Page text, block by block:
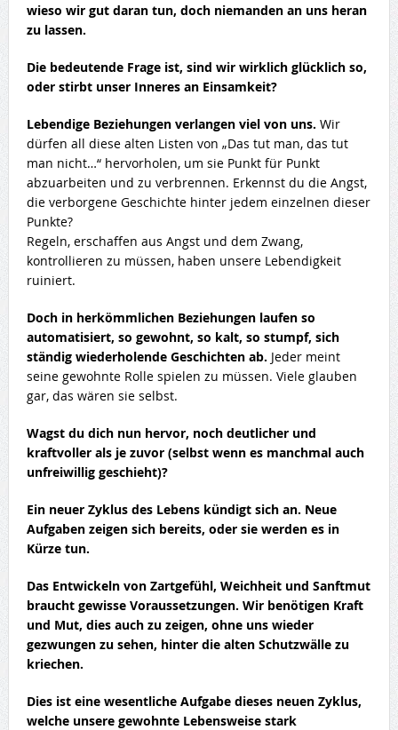
wieso wir gut daran tun, doch niemanden an uns heran
zu lassen.
Die bedeutende Frage ist, sind wir wirklich glücklich so,
oder stirbt unser Inneres an Einsamkeit?
Lebendige Beziehungen verlangen viel von uns. Wir
dürfen all diese alten Listen von „Das tut man, das tut
man nicht…“ hervorholen, um sie Punkt für Punkt
abzuarbeiten und zu verbrennen. Erkennst du die Angst,
die verborgene Geschichte hinter jedem einzelnen dieser
Punkte?
Regeln, erschaffen aus Angst und dem Zwang,
kontrollieren zu müssen, haben unsere Lebendigkeit
ruiniert.
Doch in herkömmlichen Beziehungen laufen so
automatisiert, so gewohnt, so kalt, so stumpf, sich
ständig wiederholende Geschichten ab. Jeder meint
seine gewohnte Rolle spielen zu müssen. Viele glauben
gar, das wären sie selbst.
Wagst du dich nun hervor, noch deutlicher und
kraftvoller als je zuvor (selbst wenn es manchmal auch
unfreiwillig geschieht)?
Ein neuer Zyklus des Lebens kündigt sich an. Neue
Aufgaben zeigen sich bereits, oder sie werden es in
Kürze tun.
Das Entwickeln von Zartgefühl, Weichheit und Sanftmut
braucht gewisse Voraussetzungen. Wir benötigen Kraft
und Mut, dies auch zu zeigen, ohne uns wieder
gezwungen zu sehen, hinter die alten Schutzwälle zu
kriechen.
Dies ist eine wesentliche Aufgabe dieses neuen Zyklus,
welche unsere gewohnte Lebensweise stark